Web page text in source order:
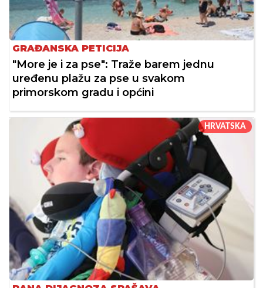
GRAĐANSKA PETICIJA
"More je i za pse": Traže barem jednu
uređenu plažu za pse u svakom
primorskom gradu i općini
HRVATSKA